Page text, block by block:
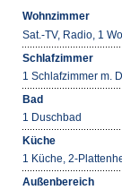
Wohnzimmer
Sat.-TV, Radio, 1
Schlafzimmer
1 Schlafzimmer m.
Bad
1 Duschbad
Küche
1 Küche, 2-
Außenbereich